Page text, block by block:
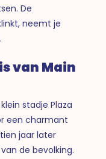
De
neemt je
van Main
stadje Plaza
een charmant
jaar later
de bevolking.